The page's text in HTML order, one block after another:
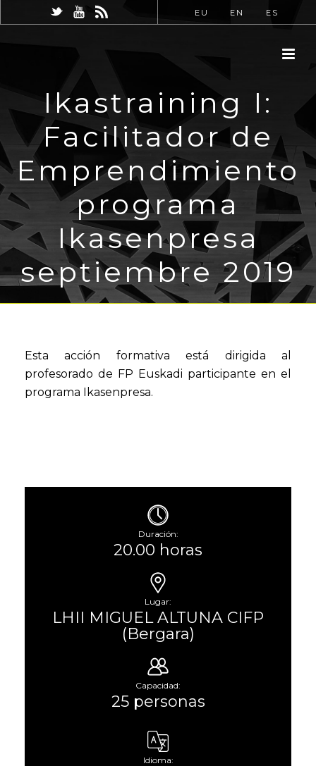
EU EN ES
Ikastraining I:
Facilitador de
Emprendimiento
programa
Ikasenpresa
septiembre 2019
Esta acción formativa está dirigida al
profesorado de FP Euskadi participante en el
programa Ikasenpresa.
Duración:
20.00 horas
Lugar:
LHII MIGUEL ALTUNA CIFP
(Bergara)
Capacidad:
25 personas
Idioma: